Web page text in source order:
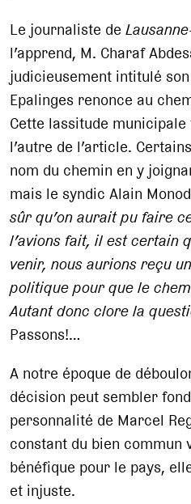
Le journaliste de
l’apprend, M. Charaf
judicieusement intitulé
Epalinges renonce au
Cette lassitude
l’autre de l’article.
nom du chemin en y
mais le syndic Alain
sûr qu’on aurait pu faire
l’avions fait, il est certain
venir, nous aurions reçu
politique pour que le
Autant donc clore la
Passons!…
A notre époque de
décision peut sembler
personnalité de Marcel
constant du bien commun
bénéfique pour le pays,
et injuste.